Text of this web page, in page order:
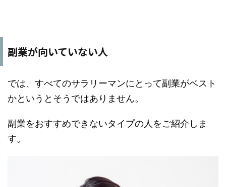
副業が向いていない人
では、すべてのサラリーマンにとって副業がベスト
かというとそうではありません。
副業をおすすめできないタイプの人をご紹介しま
す。